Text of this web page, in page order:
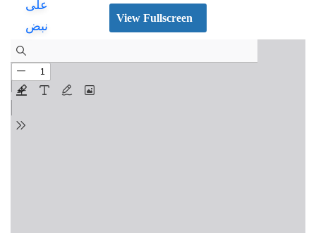
View Fullscreen